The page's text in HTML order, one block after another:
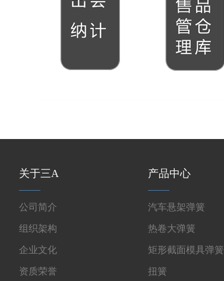
关于三A
公司简介
组织架构
企业文化
资质荣誉
产品中心
汽车悬架弹簧
热卷大弹簧
矩形截面模具弹簧
扭簧